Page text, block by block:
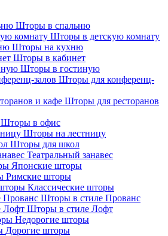
Шторы в спальню
Шторы в детскую комнату
Шторы на кухню
Шторы в кабинет
Шторы в гостиную
Шторы для конференц-
Шторы для ресторанов
Шторы в офис
Шторы на лестницу
Шторы для школ
Театральный занавес
Японские шторы
Римские шторы
Классические шторы
Шторы в стиле Прованс
Шторы в стиле Лофт
Недорогие шторы
Дорогие шторы